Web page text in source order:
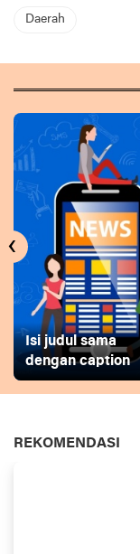
Daerah
Isi judul sama
dengan caption
‹
REKOMENDASI